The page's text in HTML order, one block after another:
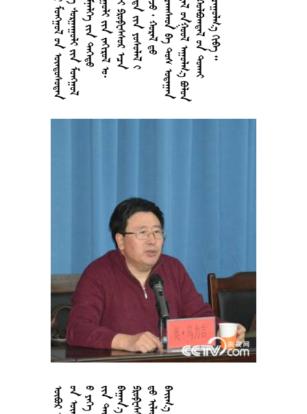


















































































·

































































































































 
